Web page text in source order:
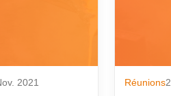
novembre 2020
2021 Réunions